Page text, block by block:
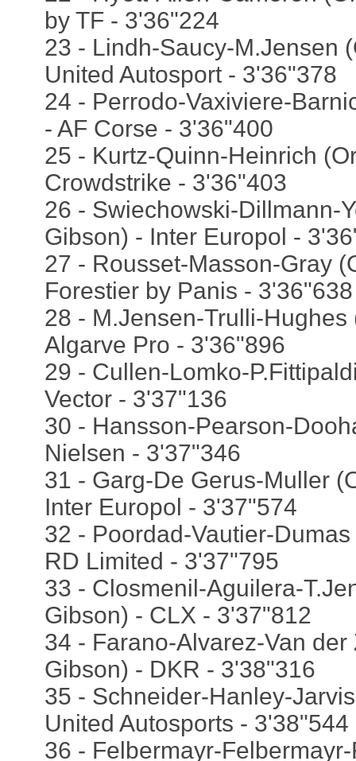
by TF - 3'36"224
23 - Lindh-Saucy-M.Jensen
United Autosport - 3'36"378
24 - Perrodo-Vaxiviere-
- AF Corse - 3'36"400
25 - Kurtz-Quinn-Heinrich
Crowdstrike - 3'36"403
26 - Swiechowski-Dillmann-
Gibson) - Inter Europol -
27 - Rousset-Masson-Gray
Forestier by Panis - 3'36"638
28 - M.Jensen-Trulli-
Algarve Pro - 3'36"896
29 - Cullen-Lomko-
Vector - 3'37"136
30 - Hansson-Pearson-
Nielsen - 3'37"346
31 - Garg-De Gerus-Muller
Inter Europol - 3'37"574
32 - Poordad-Vautier-
RD Limited - 3'37"795
33 - Closmenil-Aguilera-
Gibson) - CLX - 3'37"812
34 - Farano-Alvarez-Van
Gibson) - DKR - 3'38"316
35 - Schneider-Hanley-
United Autosports - 3'38"544
36 - Felbermayr-